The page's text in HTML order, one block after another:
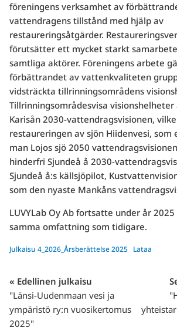
föreningens verksamhet av
vattendragens tillstånd med hjälp av
restaureringsåtgärder.
förutsätter ett mycket starkt
samtliga aktörer. Föreningens arbete
förbättrandet av vattenkvaliteten
vidsträckta tillrinningsområdens
Tillrinningsområdesvisa
Karisån 2030-vattendragsvisionen,
restaureringen av sjön Hiidenvesi, som
man Lojos sjö 2050
hinderfri Sjundeå å 2030-
Sjundeå å:s källsjöpilot,
som den nyaste Mankåns
LUVYLab Oy Ab fortsatte under år
samma omfattning som tidigare.
Julkaisu 4_2026_Årsberättelse 2025 Lataa
« Edellinen julkaisu
"Länsi-Uudenmaan vesi ja
ympäristö ry:n vuosikertomus
2025"